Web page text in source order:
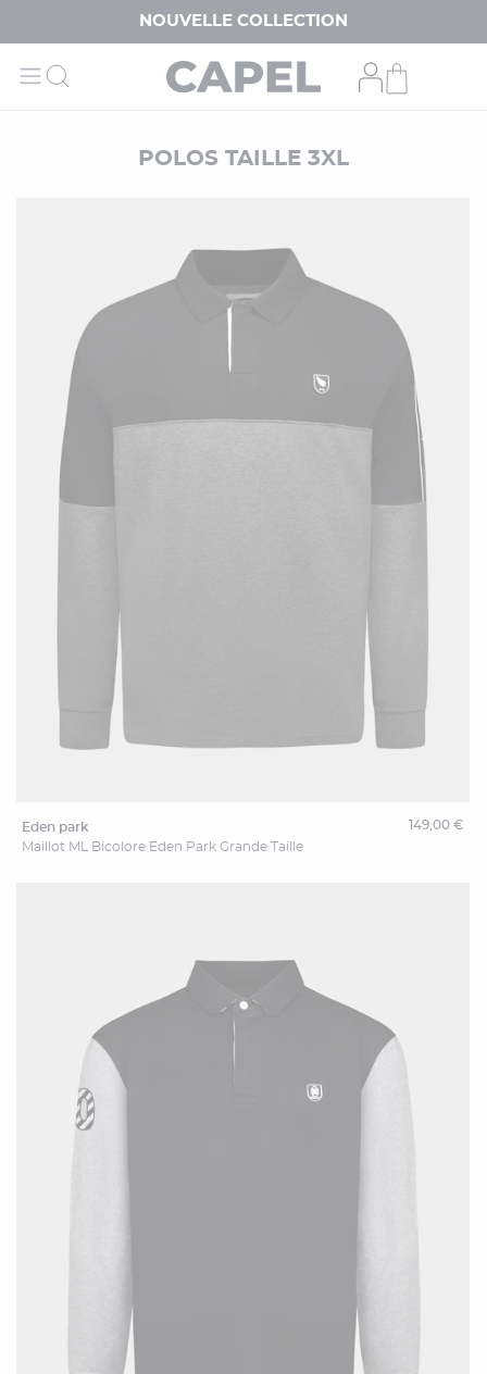
NOUVELLE COLLECTION
POLOS TAILLE 3XL
eden park
Maillot ML Bicolore Eden Park Grande Taille
149,00 €